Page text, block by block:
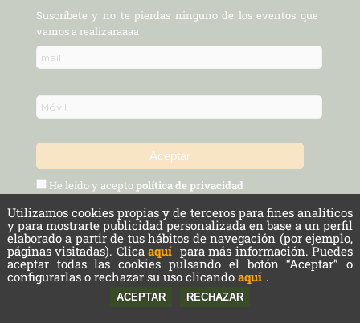
Suscríbete y no te pierdas ninguno de los eventos que
vamos a realizaraaaa
He leído y aceptopolítica de privacidad
Política de Privacidad y Aviso Legal Protección de datos
Cookies
Copyright © 2026 Cámara Agraria de Madrid. Todos los derechos reservados.
Powered by
nopCommerce
Utilizamos cookies propias y de terceros para fines analíticos
y para mostrarte publicidad personalizada en base a un perfil
elaborado a partir de tus hábitos de navegación (por ejemplo,
páginas visitadas). Clicaaquí para más información. Puedes
aceptar todas las cookies pulsando el botón “Aceptar” o
configurarlas o rechazar su uso clicando aquí .